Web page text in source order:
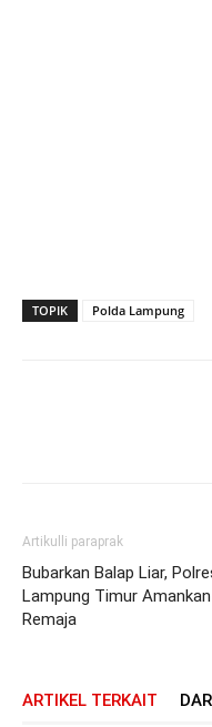
TOPIK Polda Lampung
Artikulli paraprak
Bubarkan Balap Liar,
Lampung Timur
Remaja
ARTIKEL TERKAIT